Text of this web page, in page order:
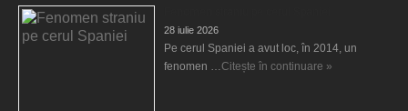
28 iulie 2026
Pe cerul Spaniei a avut loc, în 2014, un
fenomen … Citește în continuare »